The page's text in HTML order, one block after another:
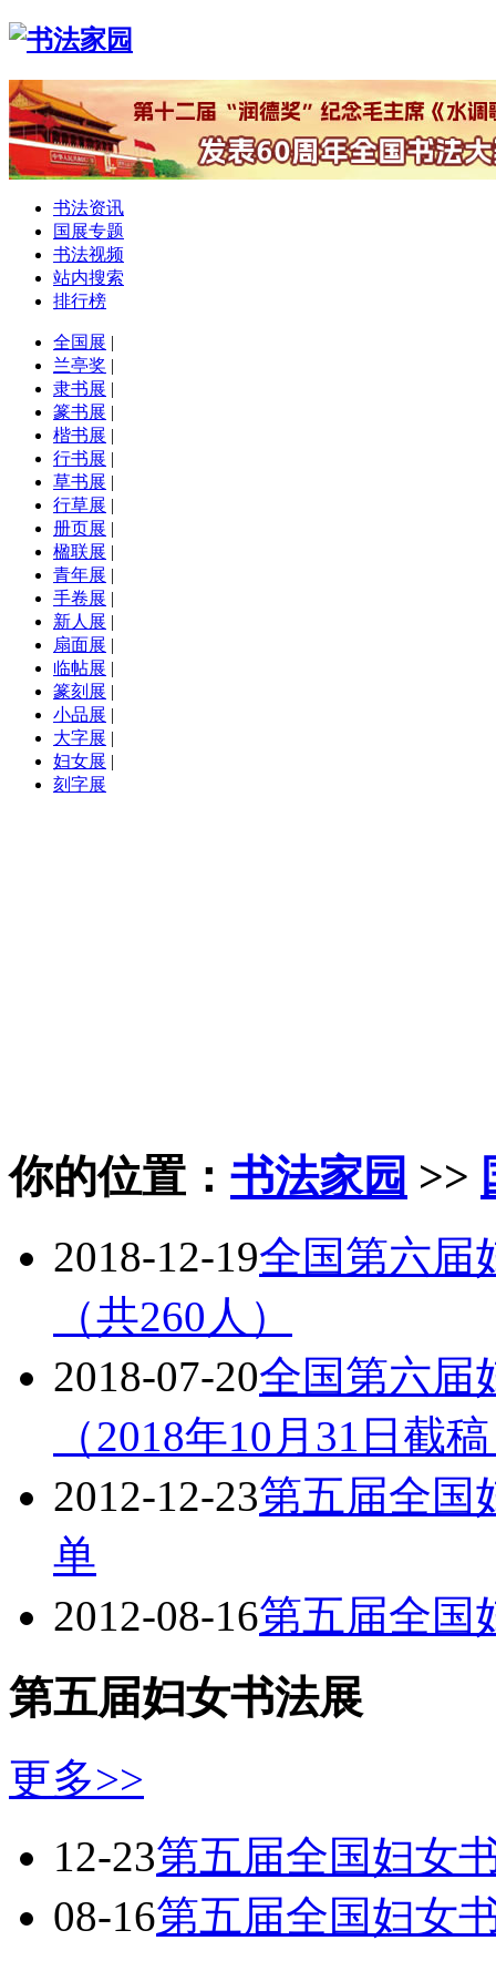
书法资讯
国展专题
书法视频
站内搜索
排行榜
全国展 |
兰亭奖 |
隶书展 |
篆书展 |
楷书展 |
行书展 |
草书展 |
行草展 |
册页展 |
楹联展 |
青年展 |
手卷展 |
新人展 |
扇面展 |
临帖展 |
篆刻展 |
小品展 |
大字展 |
妇女展 |
刻字展
你的位置： 书法家园 >>
2018-12-19全国第六届
（共260人）
2018-07-20全国第六届
（2018年10月31日截
2012-12-23第五届全国
单
2012-08-16第五届全国
第五届妇女书法展
更多>>
12-23第五届全国妇女
08-16第五届全国妇女